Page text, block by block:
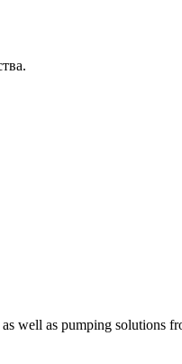
well as pumping solutions